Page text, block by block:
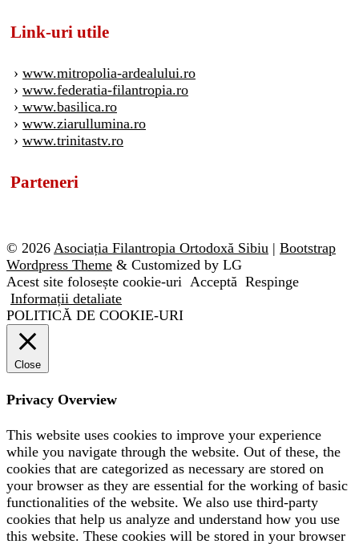
Link-uri utile
› www.mitropolia-ardealului.ro
› www.federatia-filantropia.ro
› www.basilica.ro
› www.ziarullumina.ro
› www.trinitastv.ro
Parteneri
© 2026 Asociația Filantropia Ortodoxă Sibiu | Bootstrap
Wordpress Theme & Customized by LG
Acest site folosește cookie-uri Acceptă Respinge
Informații detaliate
POLITICĂ DE COOKIE-URI
Close
Privacy Overview
This website uses cookies to improve your experience
while you navigate through the website. Out of these, the
cookies that are categorized as necessary are stored on
your browser as they are essential for the working of basic
functionalities of the website. We also use third-party
cookies that help us analyze and understand how you use
this website. These cookies will be stored in your browser